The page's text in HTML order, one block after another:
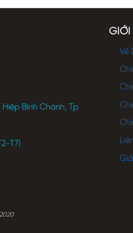
Bình Chánh, Tp.
T7)
GIỚI
Về